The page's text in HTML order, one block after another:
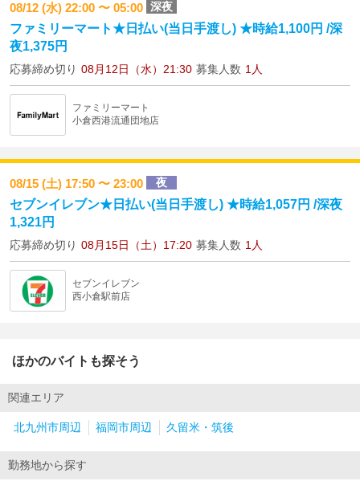
08/12 (水) 22:00 〜 05:00 深夜
ファミリーマート★日払い(当日手渡し) ★時給1,100円 /深
夜1,375円
応募締め切り 08月12日（水）21:30 募集人数 1人
ファミリーマート
小倉西港流通団地店
08/15 (土) 17:50 〜 23:00 夜
セブンイレブン★日払い(当日手渡し) ★時給1,057円 /深夜
1,321円
応募締め切り 08月15日（土）17:20 募集人数 1人
セブンイレブン
西小倉駅前店
ほかのバイトも探そう
関連エリア
北九州市周辺 福岡市周辺 久留米・筑後
勤務地から探す